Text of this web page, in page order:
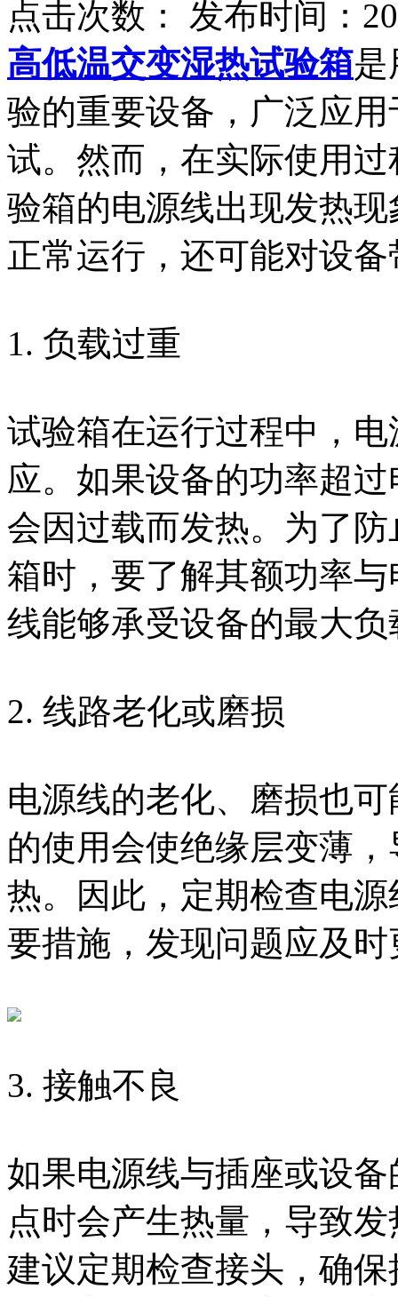
点击次数：
发布时间：
高低温交变湿热试验箱是
验的重要设备，广泛应
试。然而，在实际使用
验箱的电源线出现发热
正常运行，还可能对设
1. 负载过重
试验箱在运行过程中，
应。如果设备的功率超
会因过载而发热。为了
箱时，要了解其额功率
线能够承受设备的最大负
2. 线路老化或磨损
电源线的老化、磨损也
的使用会使绝缘层变薄
热。因此，定期检查电
要措施，发现问题应及时
3. 接触不良
如果电源线与插座或设
点时会产生热量，导致
建议定期检查接头，确